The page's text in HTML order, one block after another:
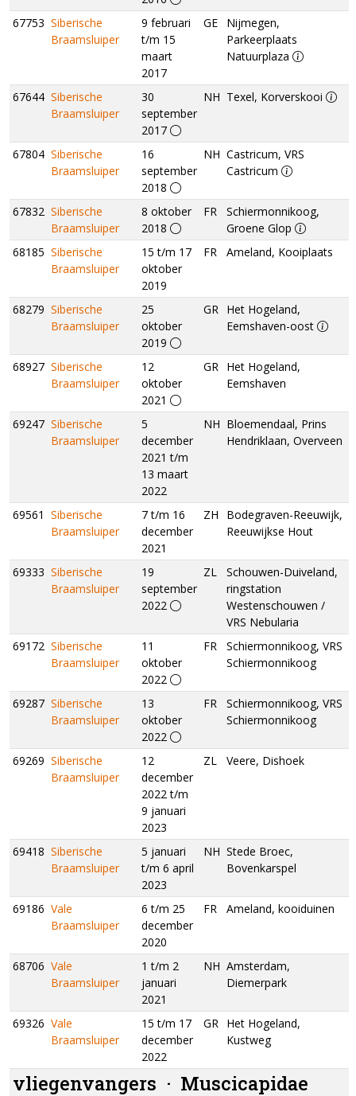
67753 Siberische
Braamsluiper
9 februari
t/m 15
maart
2017
GE
Nijmegen,
Parkeerplaats
Natuurplaza
67644 Siberische
Braamsluiper
30
september
2017
NH Texel, Korverskooi
67804 Siberische
Braamsluiper
16
september
2018
NH Castricum, VRS
Castricum
67832 Siberische
Braamsluiper
8 oktober
2018
FR
Schiermonnikoog,
Groene Glop
68185 Siberische
Braamsluiper
15 t/m 17
oktober
2019
FR Ameland, Kooiplaats
68279 Siberische
Braamsluiper
25
oktober
2019
GR Het Hogeland,
Eemshaven-oost
68927 Siberische
Braamsluiper
12
oktober
2021
GR Het Hogeland,
Eemshaven
69247 Siberische
Braamsluiper
5
december
2021 t/m
13 maart
2022
NH Bloemendaal, Prins
Hendriklaan, Overveen
69561 Siberische
Braamsluiper
7 t/m 16
december
2021
ZH
Bodegraven-Reeuwijk,
Reeuwijkse Hout
69333 Siberische
Braamsluiper
19
september
2022
ZL
Schouwen-Duiveland,
ringstation
Westenschouwen /
VRS Nebularia
69172 Siberische
Braamsluiper
11
oktober
2022
FR
Schiermonnikoog, VRS
Schiermonnikoog
69287 Siberische
Braamsluiper
13
oktober
2022
FR
Schiermonnikoog, VRS
Schiermonnikoog
69269 Siberische
Braamsluiper
12
december
2022 t/m
9 januari
2023
ZL Veere, Dishoek
69418 Siberische
Braamsluiper
5 januari
t/m 6 april
2023
NH Stede Broec,
Bovenkarspel
69186 Vale
Braamsluiper
6 t/m 25
december
2020
FR Ameland, kooiduinen
68706 Vale
Braamsluiper
1 t/m 2
januari
2021
NH Amsterdam,
Diemerpark
69326 Vale
Braamsluiper
15 t/m 17
december
2022
GR Het Hogeland,
Kustweg
vliegenvangers · Muscicapidae